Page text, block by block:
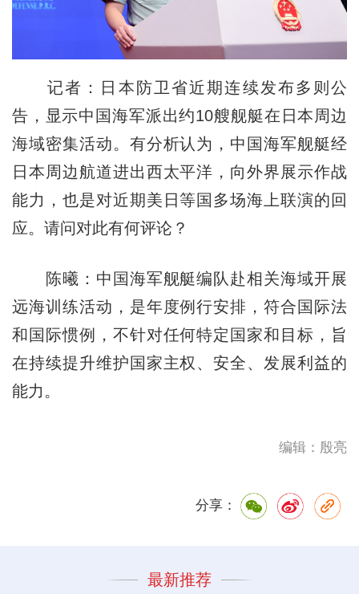
记者：日本防卫省近期连续发布多则公
告，显示中国海军派出约10艘舰艇在日本周边
海域密集活动。有分析认为，中国海军舰艇经
日本周边航道进出西太平洋，向外界展示作战
能力，也是对近期美日等国多场海上联演的回
应。请问对此有何评论？
陈曦：中国海军舰艇编队赴相关海域开展
远海训练活动，是年度例行安排，符合国际法
和国际惯例，不针对任何特定国家和目标，旨
在持续提升维护国家主权、安全、发展利益的
能力。
编辑：殷亮
分享：
最新推荐